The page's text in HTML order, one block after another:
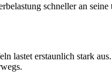
schneller an
lastet erstaunlich stark aus.